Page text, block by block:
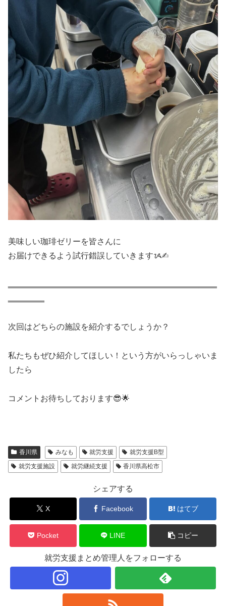
美味しい珈琲ゼリーを皆さんに
お届けできるよう試行錯誤していきますᝰ✍︎
次回はどちらの施設を紹介するでしょうか？
私たちもぜひ紹介してほしい！という方がいらっしゃいま
したら
コメントお待ちしております😎🌟
香川県 みなも 就労支援
就労支援B型
就労支援施設
就労継続支援 香川県高松市
シェアする
X Facebook はてブ
Pocket LINE コピー
就労支援まとめ管理人をフォローする